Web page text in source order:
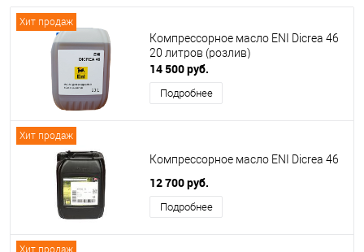
Хит продаж
Компрессорное масло ENI Dicrea 46
20 литров (розлив)
14 500 руб.
Подробнее
Хит продаж
Компрессорное масло ENI Dicrea 46
12 700 руб.
Подробнее